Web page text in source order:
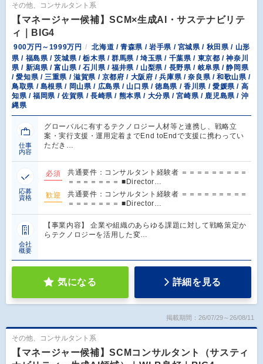
その他、コンサルタント系
【マネージャー候補】SCM×生成AI・サステナビリテ
ィ｜BIG4
900万円～1999万円
北海道 / 青森県 / 岩手県 / 宮城県 / 秋田県 / 山形
県 / 福島県 / 茨城県 / 栃木県 / 群馬県 / 埼玉県 / 千葉県 / 東京都 / 神奈川
県 / 新潟県 / 富山県 / 石川県 / 福井県 / 山梨県 / 長野県 / 岐阜県 / 静岡県
/ 愛知県 / 三重県 / 滋賀県 / 京都府 / 大阪府 / 兵庫県 / 奈良県 / 和歌山県 /
鳥取県 / 島根県 / 岡山県 / 広島県 / 山口県 / 徳島県 / 香川県 / 愛媛県 / 高
知県 / 福岡県 / 佐賀県 / 長崎県 / 熊本県 / 大分県 / 宮崎県 / 鹿児島県 / 沖
縄県
仕事
内容
グローバルに有するテクノロジー人材等と連携し、戦略立
案・実行支援・運用定着までEnd toEndで支援に携わってい
ただき…
応募
資格
必須
共通要件：コンサルタント経験者 ＝＝＝＝＝＝＝＝＝
＝＝＝＝＝＝＝ ■Director…
歓迎
共通要件：コンサルタント経験者 ＝＝＝＝＝＝＝＝＝
＝＝＝＝＝＝＝ ■Director…
会社
概要
【事業内容】 企業や組織のあらゆる課題に対して戦略策定か
らテクノロジーを活用した変…
気になる 詳細を見る
掲載期間：26/07/29～26/08/11
その他、コンサルタント系
【マネージャー候補】SCMコンサルタント（サスティ